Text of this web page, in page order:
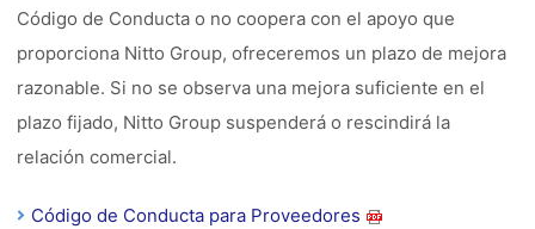
Código de Conducta o no coopera con el apoyo que
proporciona Nitto Group, ofreceremos un plazo de mejora
razonable. Si no se observa una mejora suficiente en el
plazo fijado, Nitto Group suspenderá o rescindirá la
relación comercial.
Código de Conducta para Proveedores